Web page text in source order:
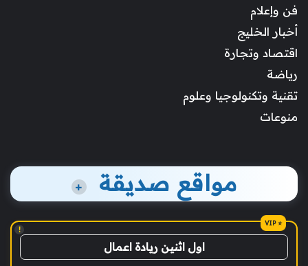
فن وإعلام
أخبار الخليج
اقتصاد وتجارة
رياضة
تقنية وتكنولوجيا وعلوم
منوعات
مواقع صديقة +
!
اول اثنين ريادة اعمال